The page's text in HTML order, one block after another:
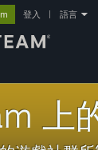
登入 語言
上